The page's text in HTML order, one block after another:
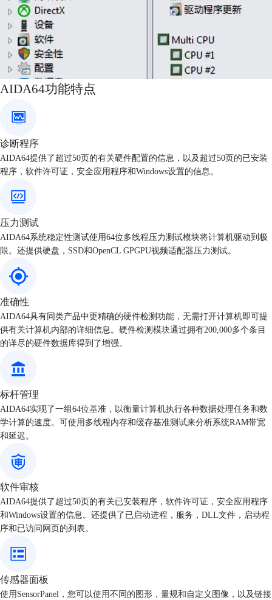
AIDA64功能特点
诊断程序
AIDA64提供了超过50页的有关硬件配置的信息，以及超过50页的已安装
程序，软件许可证，安全应用程序和Windows设置的信息。
压力测试
AIDA64系统稳定性测试使用64位多线程压力测试模块将计算机驱动到极
限。还提供硬盘，SSD和OpenCL GPGPU视频适配器压力测试。
准确性
AIDA64具有同类产品中更精确的硬件检测功能，无需打开计算机即可提
供有关计算机内部的详细信息。硬件检测模块通过拥有200,000多个条目
的详尽的硬件数据库得到了增强。
标杆管理
AIDA64实现了一组64位基准，以衡量计算机执行各种数据处理任务和数
学计算的速度。可使用多线程内存和缓存基准测试来分析系统RAM带宽
和延迟。
软件审核
AIDA64提供了超过50页的有关已安装程序，软件许可证，安全应用程序
和Windows设置的信息。还提供了已启动进程，服务，DLL文件，启动程
序和已访问网页的列表。
传感器面板
使用SensorPanel，您可以使用不同的图形，量规和自定义图像，以及链接